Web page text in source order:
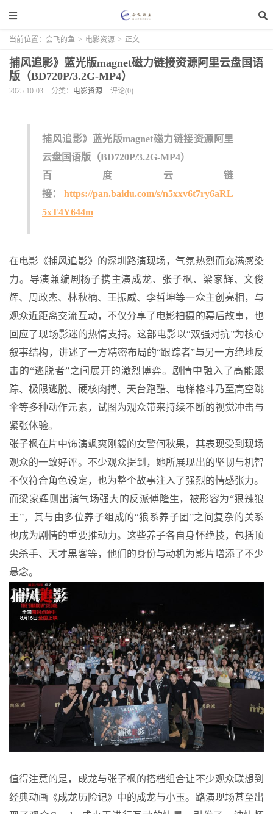
当前位置： 会飞的鱼 > 电影资源 > 正文
捕风追影》蓝光版magnet磁力链接资源阿里云盘国语
版（BD720P/3.2G-MP4）
2025-10-03 分类： 电影资源 评论(0)
捕风追影》蓝光版magnet磁力链接资源阿里
云盘国语版（BD720P/3.2G-MP4）
百度云链
接： https://pan.baidu.com/s/n5xxv6t7ry6aRL
5xT4Y644m
在电影《捕风追影》的深圳路演现场，气氛热烈而充满感染
力。导演兼编剧杨子携主演成龙、张子枫、梁家辉、文俊
辉、周政杰、林秋楠、王振威、李哲坤等一众主创亮相，与
观众近距离交流互动，不仅分享了电影拍摄的幕后故事，也
回应了现场影迷的热情支持。这部电影以“双强对抗”为核心
叙事结构，讲述了一方精密布局的“跟踪者”与另一方绝地反
击的“逃脱者”之间展开的激烈博弈。剧情中融入了高能跟
踪、极限逃脱、硬核肉搏、天台跑酷、电梯格斗乃至高空跳
伞等多种动作元素，试图为观众带来持续不断的视觉冲击与
紧张体验。
张子枫在片中饰演飒爽刚毅的女警何秋果，其表现受到现场
观众的一致好评。不少观众提到，她所展现出的坚韧与机智
不仅符合角色设定，也为整个故事注入了强烈的情感张力。
而梁家辉则出演气场强大的反派傅隆生，被形容为“狠辣狼
王”，其与由多位养子组成的“狼系养子团”之间复杂的关系
也成为剧情的重要推动力。这些养子各自身怀绝技，包括顶
尖杀手、天才黑客等，他们的身份与动机为影片增添了不少
悬念。
值得注意的是，成龙与张子枫的搭档组合让不少观众联想到
经典动画《成龙历险记》中的成龙与小玉。路演现场甚至出